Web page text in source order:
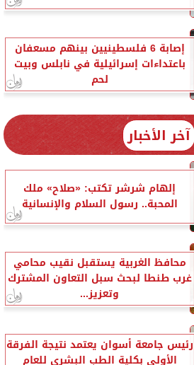
إصابة 6 فلسطينيين بينهم مسعفان
باعتداءات إسرائيلية في نابلس وبيت
لحم
آخر الأخبار
إلهام شرشر تكتب: «صلاح» ملك
المحبة.. رسول السلام والإنسانية
محافظ الغربية يستقبل نقيب محامي
غرب طنطا لبحث سبل التعاون المشترك
وتعزيز...
رئيس جامعة أسوان يعتمد نتيجة الفرقة
الأولى بكلية الطب البشري للعام